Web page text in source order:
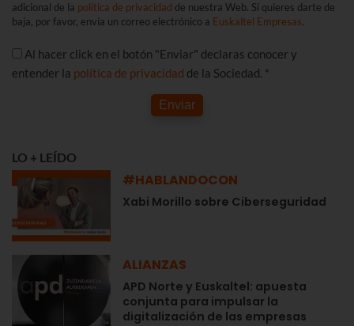
adicional de la política de privacidad de nuestra Web. Si quieres darte de
baja, por favor, envía un correo electrónico a Euskaltel Empresas.
Al hacer click en el botón "Enviar" declaras conocer y
entender la política de privacidad de la Sociedad. *
Enviar
LO + LEÍDO
#HABLANDOCON
Xabi Morillo sobre Ciberseguridad
ALIANZAS
APD Norte y Euskaltel: apuesta
conjunta para impulsar la
digitalización de las empresas